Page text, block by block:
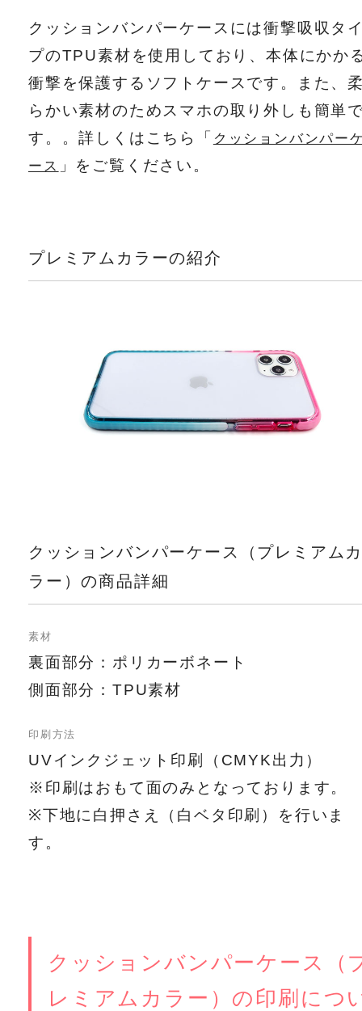
クッションバンパーケースには衝撃吸収タ
プのTPU素材を使用しており、本体にかか
衝撃を保護するソフトケースです。また、
らかい素材のためスマホの取り外しも簡単
す。。詳しくはこちら「 クッションバンパー
ース 」をご覧ください。
プレミアムカラーの紹介
クッションバンパーケース（プレミアム
ラー）の商品詳細
素材
裏面部分：ポリカーボネート
側面部分：TPU素材
印刷方法
UVインクジェット印刷（CMYK出力）
※印刷はおもて面のみとなっております。
※下地に白押さえ（白ベタ印刷）を行いま
す。
クッションバンパーケース（
レミアムカラー）の印刷につ